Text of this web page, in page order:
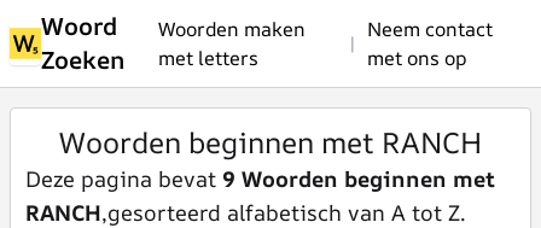
Woord
Zoeken
Woorden maken
met letters
|
Neem contact
met ons op
Woorden beginnen met RANCH
Deze pagina bevat 9 Woorden beginnen met
RANCH,gesorteerd alfabetisch van A tot Z.